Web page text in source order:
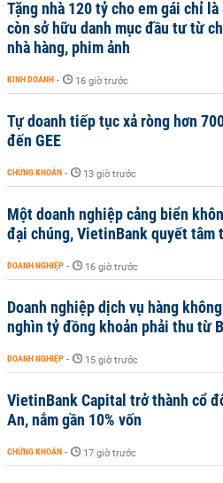
Tặng nhà 120 tỷ cho em gái chỉ
còn sở hữu danh mục đầu tư từ
nhà hàng, phim ảnh
KINH DOANH - 16 giờ trước
Tự doanh tiếp tục xả ròng hơn
đến GEE
CHỨNG KHOÁN - 13 giờ trước
Một doanh nghiệp cảng biển
đại chúng, VietinBank quyết tâm
DOANH NGHIỆP - 16 giờ trước
Doanh nghiệp dịch vụ hàng
nghìn tỷ đồng khoản phải thu từ
DOANH NGHIỆP - 15 giờ trước
VietinBank Capital trở thành cổ
An, nắm gần 10% vốn
CHỨNG KHOÁN - 17 giờ trước